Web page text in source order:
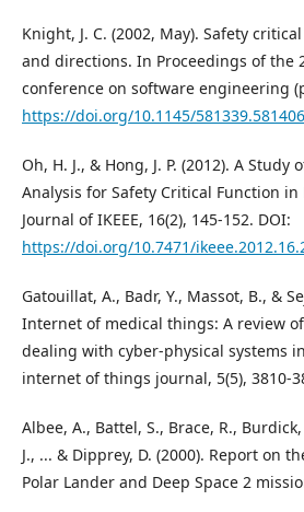
Knight, J. C. (2002, May). Safety
and directions. In Proceedings of the
conference on software engineering
https://doi.org/10.1145/581339.581406
Oh, H. J., & Hong, J. P. (2012). A Study
Analysis for Safety Critical Function
Journal of IKEEE, 16(2), 145-152. DOI:
https://doi.org/10.7471/
Gatouillat, A., Badr, Y., Massot, B., &
Internet of medical things: A review
dealing with cyber-physical systems
internet of things journal, 5(5), 3810-
Albee, A., Battel, S., Brace, R.,
J., ... & Dipprey, D. (2000). Report on
Polar Lander and Deep Space 2